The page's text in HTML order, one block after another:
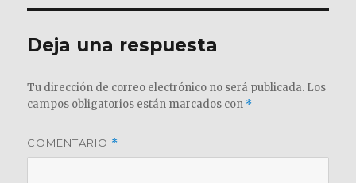
Deja una respuesta
Tu dirección de correo electrónico no será publicada. Los
campos obligatorios están marcados con *
COMENTARIO *